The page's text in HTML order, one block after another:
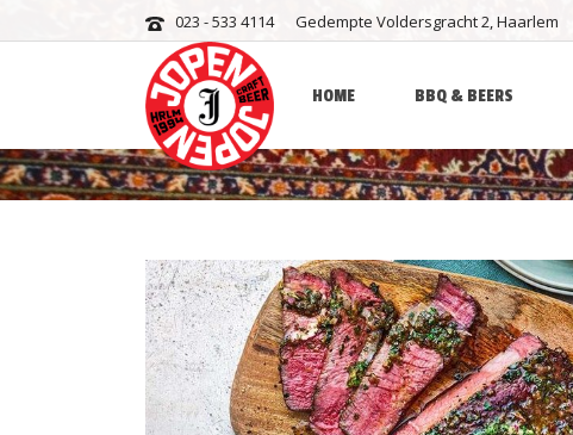
023 - 533 4114 Gedempte Voldersgracht 2, Haarlem
HOME BBQ & BEERS
Shop